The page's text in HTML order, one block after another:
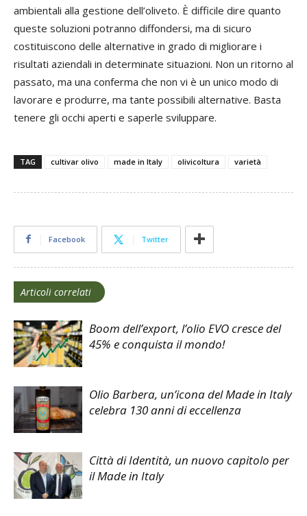
ambientali alla gestione dell’oliveto. È difficile dire quanto
queste soluzioni potranno diffondersi, ma di sicuro
costituiscono delle alternative in grado di migliorare i
risultati aziendali in determinate situazioni. Non un ritorno al
passato, ma una conferma che non vi è un unico modo di
lavorare e produrre, ma tante possibili alternative. Basta
tenere gli occhi aperti e saperle sviluppare.
TAG cultivar olivo made in Italy olivicoltura varietà
Facebook Twitter
Articoli correlati
Boom dell’export, l’olio EVO cresce del
45% e conquista il mondo!
Olio Barbera, un’icona del Made in Italy
celebra 130 anni di eccellenza
Città di Identità, un nuovo capitolo per
il Made in Italy